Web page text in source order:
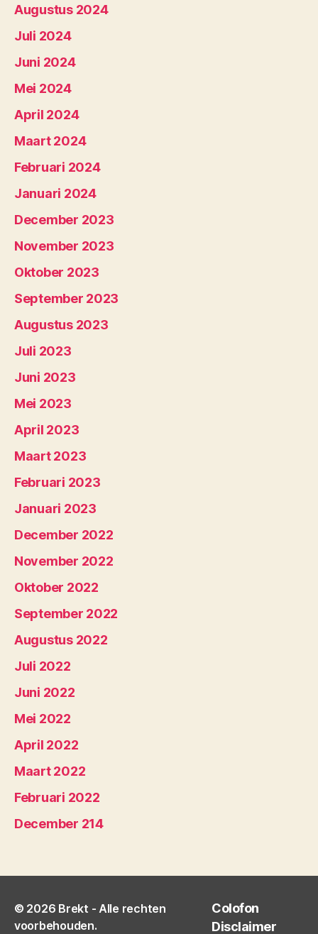
Augustus 2024
Juli 2024
Juni 2024
Mei 2024
April 2024
Maart 2024
Februari 2024
Januari 2024
December 2023
November 2023
Oktober 2023
September 2023
Augustus 2023
Juli 2023
Juni 2023
Mei 2023
April 2023
Maart 2023
Februari 2023
Januari 2023
December 2022
November 2022
Oktober 2022
September 2022
Augustus 2022
Juli 2022
Juni 2022
Mei 2022
April 2022
Maart 2022
Februari 2022
December 214
© 2026 Brekt - Alle rechten
voorbehouden.
Colofon
Disclaimer